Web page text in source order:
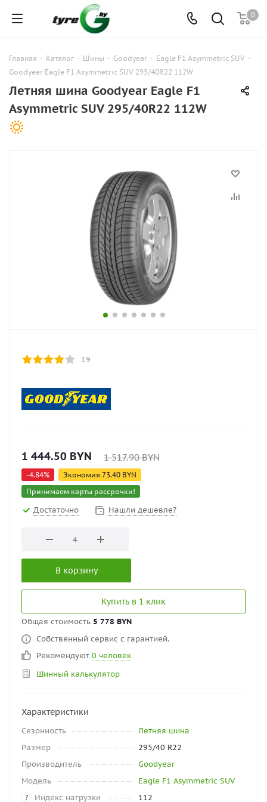
0
Главная - Каталог - Шины - Goodyear - Eagle F1 Asymmetric SUV -
Goodyear Eagle F1 Asymmetric SUV 295/40R22 112W
Летняя шина Goodyear Eagle F1
Asymmetric SUV 295/40R22 112W
19
1 444.50 BYN 1 517.90BYN
-4.84% Экономия 73.40 BYN
Принимаем карты рассрочки!
Достаточно Нашли дешевле?
В корзину
Купить в 1 клик
Общая стоимость 5 778 BYN
Собственный сервис с гарантией.
Рекомендуют 0 человек
Шинный калькулятор
Характеристики
Сезонность
Летняя шина
Размер
295/40 R22
Производитель
Goodyear
Модель
Eagle F1 Asymmetric SUV
? Индекс нагрузки 112